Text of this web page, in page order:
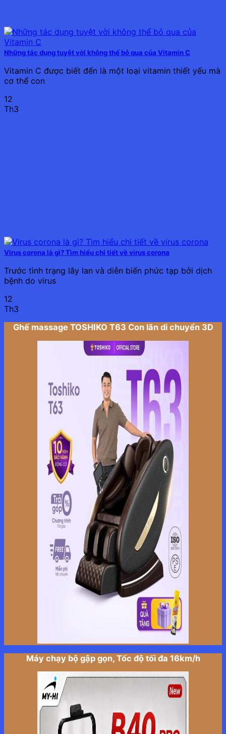
Những tác dụng tuyệt vời không thể bỏ qua của Vitamin C
Vitamin C được biết đến là một loại vitamin thiết yếu mà
cơ thể con
12
Th3
Virus corona là gì? Tìm hiểu chi tiết về virus corona
Trước tình trạng lây lan và diễn biến phức tạp bởi dịch
bệnh do virus
12
Th3
Ghế massage TOSHIKO T63 Con lăn di chuyển 3D
Máy chạy bộ gập gọn, Tốc độ tối đa 16km/h